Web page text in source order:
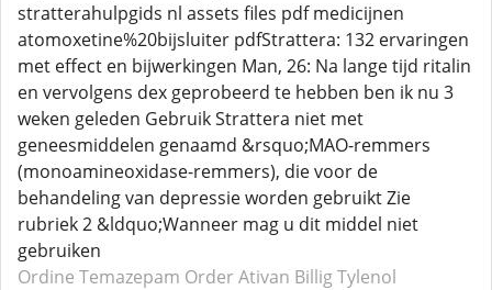
stratterahulpgids nl assets files pdf medicijnen
atomoxetine%20bijsluiter pdfStrattera: 132 ervaringen
met effect en bijwerkingen Man, 26: Na lange tijd ritalin
en vervolgens dex geprobeerd te hebben ben ik nu 3
weken geleden Gebruik Strattera niet met
geneesmiddelen genaamd &rsquo;MAO-remmers
(monoamineoxidase-remmers), die voor de
behandeling van depressie worden gebruikt Zie
rubriek 2 &ldquo;Wanneer mag u dit middel niet
gebruiken
Ordine Temazepam Order Ativan Billig Tylenol